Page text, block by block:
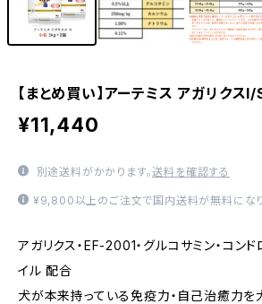
【まとめ買い】アーテミス アガリク
¥11,440
別途送料がかかります。送料を確認する
¥9,800以上のご注文で国内送料が無料になり
アガリクス・EF-2001・グルコサミン・コン
イル 配合
犬が本来持っている免疫力・自己治癒力